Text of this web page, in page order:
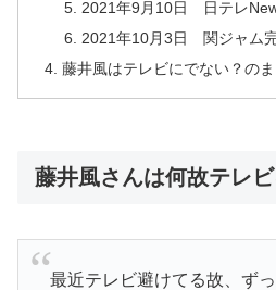
2021年9月10日 日テレ
2021年10月3日 関ジャム
藤井風はテレビにでない？の
藤井風さんは何故テレ
最近テレビ避けてる故、ず